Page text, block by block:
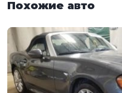
Похожие авто